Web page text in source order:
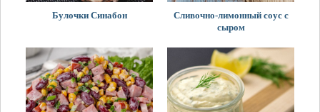
Булочки Синабон
Сливочно-лимонный соус с
сыром